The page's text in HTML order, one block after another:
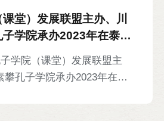
，孔院泰方院长张楚雄、中
负责人等参加。
堂）发展联盟主办、川
学院承办2023年在泰孔
学院（课堂）发展联盟主
攀孔子学院承办2023年在泰